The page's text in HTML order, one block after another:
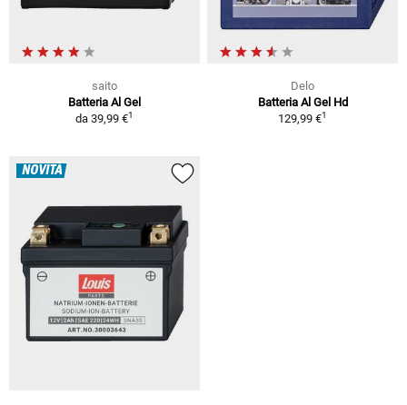
saito
Batteria Al Gel
da 39,99 €1
Delo
Batteria Al Gel Hd
129,99 €1
NOVITÀ